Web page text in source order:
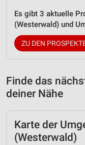
Es gibt 3 aktuelle
(Westerwald) und
ZU DEN
Finde das
deiner Nähe
Karte der
(Westerwald)